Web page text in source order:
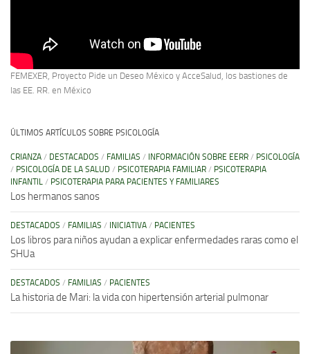
FEMEXER, Proyecto Pide un Deseo México y AcceSalud, los bastiones de
las EE. RR. en México
ÚLTIMOS ARTÍCULOS SOBRE PSICOLOGÍA
CRIANZA / DESTACADOS / FAMILIAS / INFORMACIÓN SOBRE EERR / PSICOLOGÍA
/ PSICOLOGÍA DE LA SALUD / PSICOTERAPIA FAMILIAR / PSICOTERAPIA
INFANTIL / PSICOTERAPIA PARA PACIENTES Y FAMILIARES
Los hermanos sanos
DESTACADOS / FAMILIAS / INICIATIVA / PACIENTES
Los libros para niños ayudan a explicar enfermedades raras como el
SHUa
DESTACADOS / FAMILIAS / PACIENTES
La historia de Mari: la vida con hipertensión arterial pulmonar